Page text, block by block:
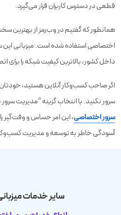
قطعی در دسترس کاربران قرار می‌گیرد.
همانطور که گفتیم در وب‌رمز از بهترین
اختصاصی استفاده شده است. میزبانی این
داخل کشور، بالاترین کیفیت شبکه را برای
اگر صاحب کسب‌و‌کار آنلاین هستید،
سرور نکنید. با انتخاب گزینه “مدیریت
سرور اختصاصی، این امر حساس و وقت‌گیر را
آسودگی خاطر به توسعه و مدیریت
سایر خدمات